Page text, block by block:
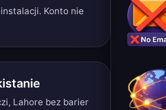
Konto nie
Lahore bez barier